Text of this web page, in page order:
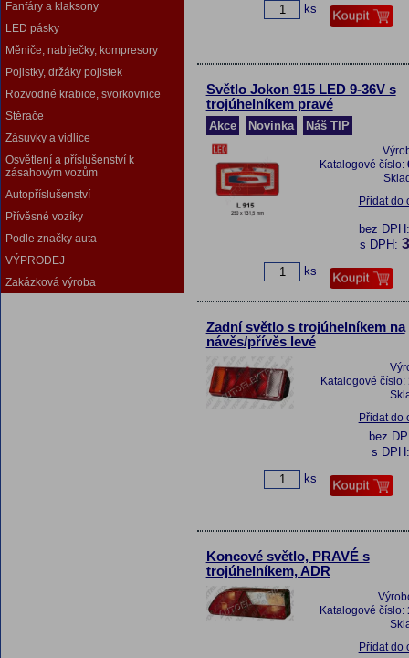
Fanfáry a klaksony
LED pásky
Měniče, nabíječky, kompresory
Pojistky, držáky pojistek
Rozvodné krabice, svorkovnice
Stěrače
Zásuvky a vidlice
Osvětlení a příslušenství k
zásahovým vozům
Autopříslušenství
Přívěsné vozíky
Podle značky auta
VÝPRODEJ
Zakázková výroba
ks
Světlo Jokon 915 LED 9-36V s
trojúhelníkem pravé
Akce Novinka Náš TIP
Katalogové číslo:
Přidat do
bez
s DPH:
ks
Zadní světlo s trojúhelníkem na
návěs/přívěs levé
Katalogové číslo:
Přidat do
bez
s
ks
Koncové světlo, PRAVÉ s
trojúhelníkem, ADR
Katalogové číslo:
Přidat do